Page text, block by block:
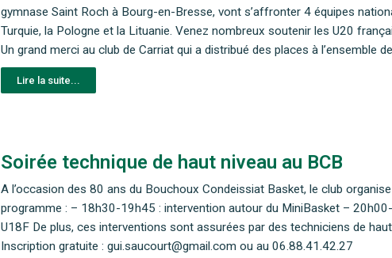
gymnase Saint Roch à Bourg-en-Bresse, vont s’affronter 4 équipes
Turquie, la Pologne et la Lituanie. Venez nombreux soutenir les U20
Un grand merci au club de Carriat qui a distribué des places à l’ensemble
Lire la suite...
Soirée technique de haut niveau au BCB
A l’occasion des 80 ans du Bouchoux Condeissiat Basket, le club
programme : – 18h30-19h45 : intervention autour du MiniBasket –
U18F De plus, ces interventions sont assurées par des techniciens de
Inscription gratuite : gui.saucourt@gmail.com ou au 06.88.41.42.27